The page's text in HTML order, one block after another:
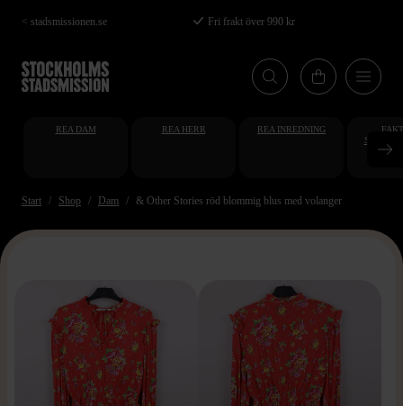
Hoppa
till
huvudinnehåll
< stadsmissionen.se Fri frakt över 990 kr
REA DAM REA HERR REA INREDNING
Start Shop Dam & Other Stories röd blommig blus med volanger